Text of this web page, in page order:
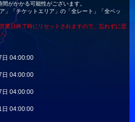
がかかる可能性がございます。
」「チケットエリア」の「全レート」「全ベッ
業日終了時にリセットされますので、忘れずに翌
日 04:00:00
日 04:00:00
日 04:00:00
日 04:00:00